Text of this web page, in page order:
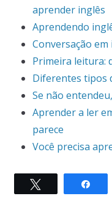
aprender inglês
Aprendendo
Conversação em
Primeira leitura:
Diferentes tipos
Se não
Aprender a ler
parece
Você precisa